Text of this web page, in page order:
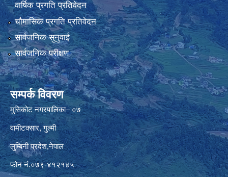
वार्षिक प्रगति प्रतिवेदन
चौमासिक प्रगति प्रतिवेदन
सार्वजनिक सुनुवाई
सार्वजनिक परीक्षण
सम्पर्क विवरण
मुसिकोट नगरपालिका– ०७
वामीटक्सार, गुल्मी
लुम्बिनी प्रदेश,नेपाल
फोन नं.०७९-४१२१४५